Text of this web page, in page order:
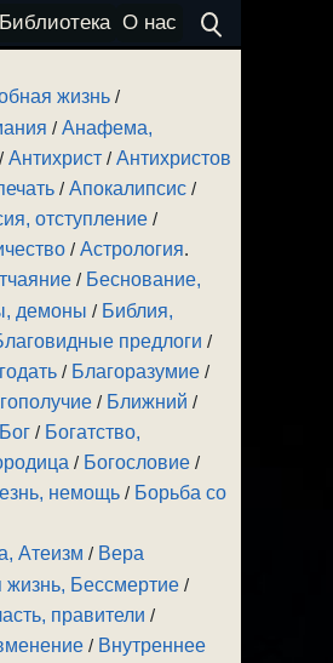
Библиотека О нас
жизнь /
/Анафема,
/Антихрист /Антихристов
/Апокалипсис /
отступление /
/Астрология.
/ Беснование,
демоны / Библия,
предлоги /
/ Благоразумие /
/ Ближний /
Бог / Богатство,
/ Богословие /
немощь / Борьба со
Атеизм / Вера
жизнь, Бессмертие /
правители /
/ Внутреннее